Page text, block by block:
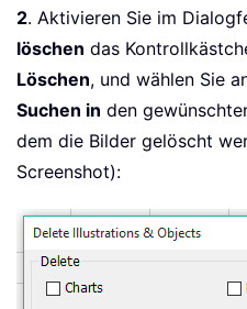
2. Aktivieren Sie im
löschen das
Löschen, und wählen Sie
Suchen in den
dem die Bilder gelöscht
Screenshot):